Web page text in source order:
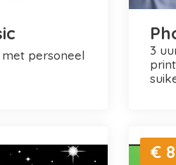
met personeel
3 uur onbeperkt foto's maken en
€